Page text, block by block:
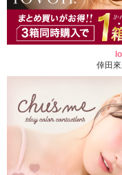
倖田